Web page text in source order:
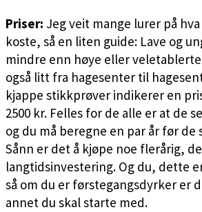
Priser: Jeg veit mange lurer på
koste, så en liten guide: Lave og
mindre enn høye eller
også litt fra hagesenter til
kjappe stikkprøver indikerer en
2500 kr. Felles for de alle er at de
og du må beregne en par år før
Sånn er det å kjøpe noe flerårig,
langtidsinvestering. Og du, dette
så om du er førstegangsdyrker er
annet du skal starte med.